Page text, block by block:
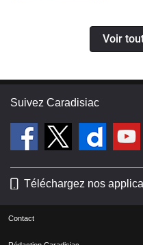
Voir
Suivez Caradisiac
Téléchargez nos
Contact